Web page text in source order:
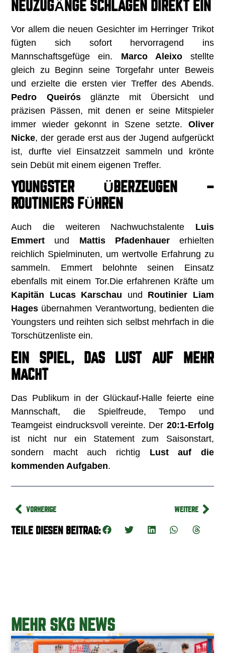
NEUZUGÄNGE SCHLAGEN DIREKT EIN
Vor allem die neuen Gesichter im Herringer Trikot
fügten sich sofort hervorragend ins
Mannschaftsgefüge ein. Marco Aleixostellte
gleich zu Beginn seine Torgefahr unter Beweis
und erzielte die ersten vier Treffer des Abends.
Pedro Queirósglänzte mit Übersicht und
präzisen Pässen, mit denen er seine Mitspieler
immer wieder gekonnt in Szene setzte. Oliver
Nicke, der gerade erst aus der Jugend aufgerückt
ist, durfte viel Einsatzzeit sammeln und krönte
sein Debüt mit einem eigenen Treffer.
YOUNGSTER ÜBERZEUGEN –
ROUTINIERS FÜHREN
Auch die weiteren Nachwuchstalente Luis
Emmert und Mattis Pfadenhauererhielten
reichlich Spielminuten, um wertvolle Erfahrung zu
sammeln. Emmert belohnte seinen Einsatz
ebenfalls mit einem Tor.Die erfahrenen Kräfte um
Kapitän Lucas Karschau und Routinier Liam
Hages übernahmen Verantwortung, bedienten die
Youngsters und reihten sich selbst mehrfach in die
Torschützenliste ein.
EIN SPIEL, DAS LUST AUF MEHR
MACHT
Das Publikum in der Glückauf-Halle feierte eine
Mannschaft, die Spielfreude, Tempo und
Teamgeist eindrucksvoll vereinte. Der 20:1-Erfolg
ist nicht nur ein Statement zum Saisonstart,
sondern macht auch richtig Lust auf die
kommenden Aufgaben.
VORHERIGE WEITERE
TEILE DIESEN BEITRAG:
MEHR SKG NEWS